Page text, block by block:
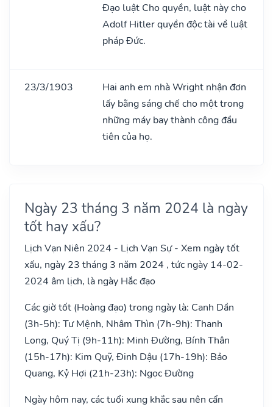
Đạo luật Cho quyền, luật này cho
Adolf Hitler quyền độc tài về luật
pháp Đức.
23/3/1903
Hai anh em nhà Wright nhận đơn
lấy bằng sáng chế cho một trong
những máy bay thành công đầu
tiên của họ.
Ngày 23 tháng 3 năm 2024 là ngày
tốt hay xấu?
Lịch Vạn Niên 2024 - Lịch Vạn Sự - Xem ngày tốt
xấu, ngày 23 tháng 3 năm 2024 , tức ngày 14-02-
2024 âm lịch, là ngày Hắc đạo
Các giờ tốt (Hoàng đạo) trong ngày là: Canh Dần
(3h-5h): Tư Mệnh, Nhâm Thìn (7h-9h): Thanh
Long, Quý Tị (9h-11h): Minh Đường, Bính Thân
(15h-17h): Kim Quỹ, Đinh Dậu (17h-19h): Bảo
Quang, Kỷ Hợi (21h-23h): Ngọc Đường
Ngày hôm nay, các tuổi xung khắc sau nên cẩn